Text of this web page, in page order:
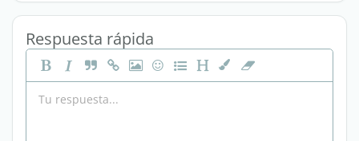
Respuesta rápida